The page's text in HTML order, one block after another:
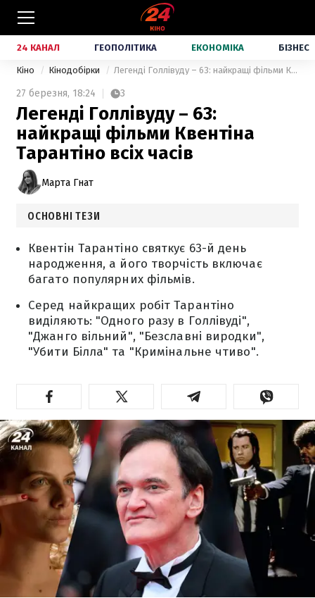
24 КАНАЛ ГЕОПОЛІТИКА ЕКОНОМІКА БІЗНЕС
Кіно Кінодобірки Легенді Голлівуду – 63: найкращі фільми Квентіна Тарантіно всіх часів
27 березня, 18:24 3
Легенді Голлівуду – 63:
найкращі фільми Квентіна
Тарантіно всіх часів
Марта Гнат
ОСНОВНІ ТЕЗИ
Квентін Тарантіно святкує 63-й день
народження, а його творчість включає
багато популярних фільмів.
Серед найкращих робіт Тарантіно
виділяють: "Одного разу в Голлівуді",
"Джанго вільний", "Безславні виродки",
"Убити Білла" та "Кримінальне чтиво".